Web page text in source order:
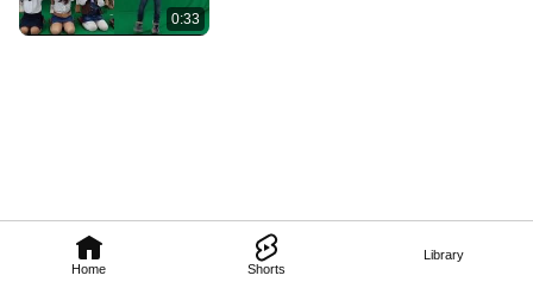
Home Shorts
Library
0:33